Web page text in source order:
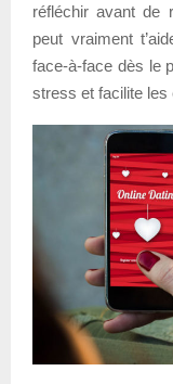
réfléchir avant de
peut vraiment
face-à-face dès le
stress et facilite les